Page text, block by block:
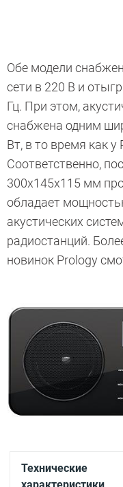
Обе модели
сети в 220 В и
Гц. При этом,
снабжена одним
Вт, в то время как у
Соответственно,
300х145х115 мм
обладает
акустических
радиостанций.
новинок Prology
Технические